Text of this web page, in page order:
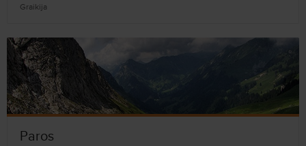
Graikija
Paros